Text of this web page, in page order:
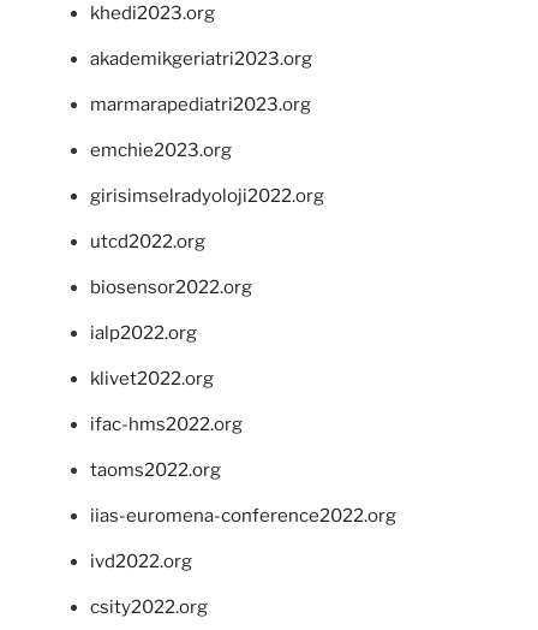
khedi2023.org
akademikgeriatri2023.org
marmarapediatri2023.org
emchie2023.org
girisimselradyoloji2022.org
utcd2022.org
biosensor2022.org
ialp2022.org
klivet2022.org
ifac-hms2022.org
taoms2022.org
iias-euromena-conference2022.org
ivd2022.org
csity2022.org